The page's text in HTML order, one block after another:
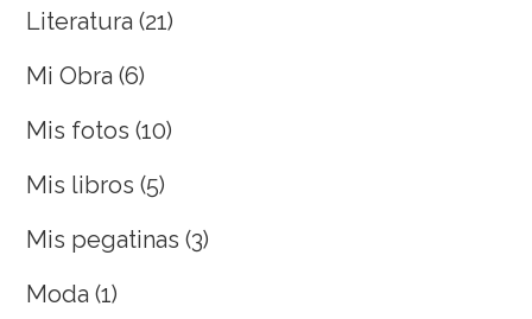
Literatura (21)
Mi Obra (6)
Mis fotos (10)
Mis libros (5)
Mis pegatinas (3)
Moda (1)